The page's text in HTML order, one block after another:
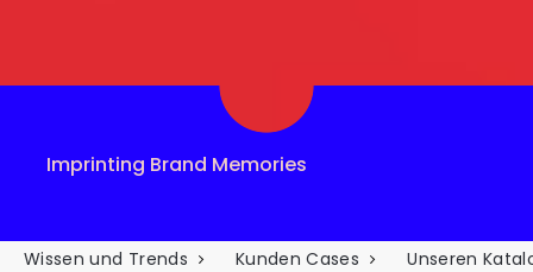
Imprinting Brand Memories
Wissen und Trends Kunden Cases Unseren